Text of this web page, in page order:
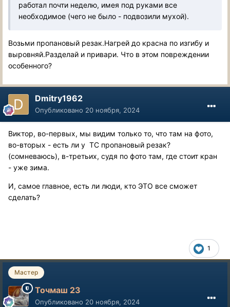
работал почти неделю, имея под руками все
необходимое (чего не было - подвозили мухой).
Возьми пропановый резак.Нагрей до красна по изгибу и
выровняй.Разделай и привари. Что в этом повреждении
особенного?
Dmitry1962
Опубликовано 20 ноября, 2024
Виктор, во-первых, мы видим только то, что там на фото,
во-вторых - есть ли у ТС пропановый резак?
(сомневаюсь), в-третьих, судя по фото там, где стоит кран
- уже зима.
И, самое главное, есть ли люди, кто ЭТО все сможет
сделать?
1
Мастер
Точмаш 23
Опубликовано 20 ноября, 2024